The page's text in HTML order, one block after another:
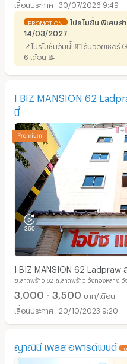
30/07/2026 9:49
PROMOTION
โปรโมชั่น พิเศษส
14/03/2027
📌โปรโมชั่นวันนี้! 💵 รับวอยเชอร์
6 เดือน 📝
I BIZ MANSION 62
นี้
I BIZ MANSION 62 Ladpraw
ซ.ลาดพร้าว 62 ถ.ลาดพร้าว วังทองหลาง วั
3,000 - 3,500 บาท/เดือน
20/10/2023 9:20
ญาณินี เพลส อพารต์เมนต์